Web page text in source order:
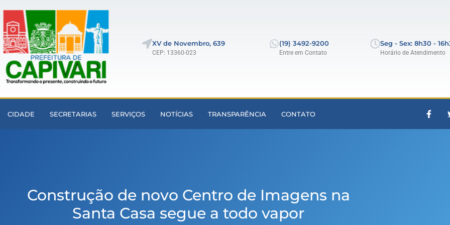
XV de Novembro, 639
CEP: 13360-023
(19) 3492-9200
Entre em Contato
Seg - Sex: 8h30 -
Horário de Atendimento
CIDADE SECRETARIAS SERVIÇOS NOTÍCIAS TRANSPARÊNCIA CONTATO
Construção de novo Centro de Imagens na
Santa Casa segue a todo vapor